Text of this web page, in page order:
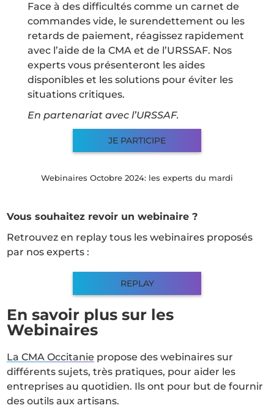
Face à des difficultés comme un carnet de
commandes vide, le surendettement ou les
retards de paiement, réagissez rapidement
avec l’aide de la CMA et de l’URSSAF. Nos
experts vous présenteront les aides
disponibles et les solutions pour éviter les
situations critiques.
En partenariat avec l’URSSAF.
JE PARTICIPE
Webinaires Octobre 2024: les experts du mardi
Vous souhaitez revoir un webinaire ?
Retrouvez en replay tous les webinaires proposés
par nos experts :
REPLAY
En savoir plus sur les
Webinaires
La CMA Occitanie propose des webinaires sur
différents sujets, très pratiques, pour aider les
entreprises au quotidien. Ils ont pour but de fournir
des outils aux artisans.